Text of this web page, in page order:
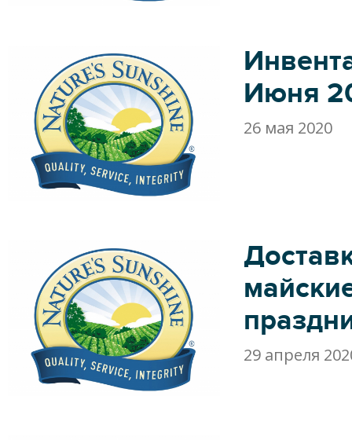
Июня
26 мая 2020
29 апреля